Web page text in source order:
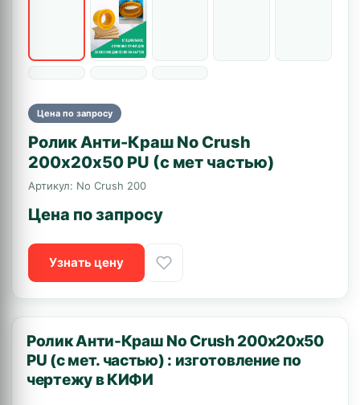
Цена по запросу
Ролик Анти-Краш No Crush
200х20х50 PU (с мет частью)
Артикул: No Crush 200
Цена по запросу
Узнать цену
Ролик Анти-Краш No Crush 200х20х50
PU (с мет. частью) : изготовление по
чертежу в КИФИ